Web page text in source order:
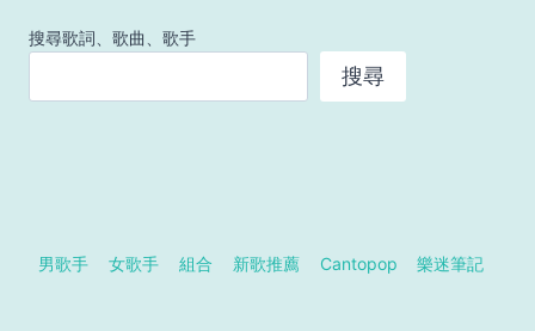
搜尋歌詞、歌曲、歌手
搜尋
男歌手 女歌手 組合 新歌推薦 Cantopop 樂迷筆記